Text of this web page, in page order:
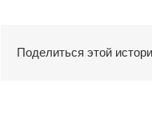
Поделиться этой